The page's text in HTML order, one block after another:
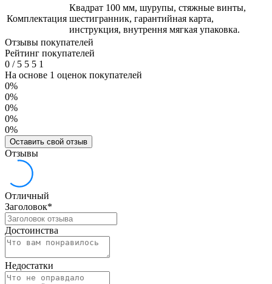
Комплектация
Квадрат 100 мм, шурупы, стяжные винты,
шестигранник, гарантийная карта,
инструкция, внутрення мягкая упаковка.
Отзывы покупателей
Рейтинг покупателей
0 /5 5 5 1
На основе 1 оценок покупателей
0%
0%
0%
0%
0%
Оставить свой отзыв
Отзывы
Отличный
Заголовок*
Достоинства
Недостатки